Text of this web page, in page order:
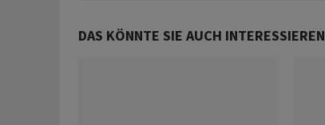
DAS KÖNNTE SIE AUCH INTERESSIEREN